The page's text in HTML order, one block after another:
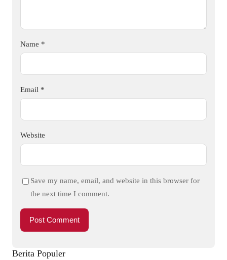
Name *
Email *
Website
Save my name, email, and website in this browser for
the next time I comment.
Berita Populer